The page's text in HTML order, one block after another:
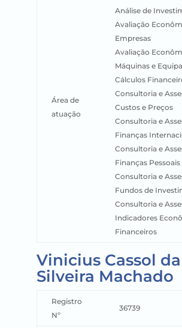
Área de
atuação
Análise de
Avaliação
Empresas
Avaliação
Máquinas e
Cálculos
Consultoria e
Custos e Preços
Consultoria e
Finanças
Consultoria e
Finanças Pessoais
Consultoria e
Fundos de
Consultoria e
Indicadores
Financeiros
Vinicius Cassol da
Silveira Machado
Registro
Nº
36739